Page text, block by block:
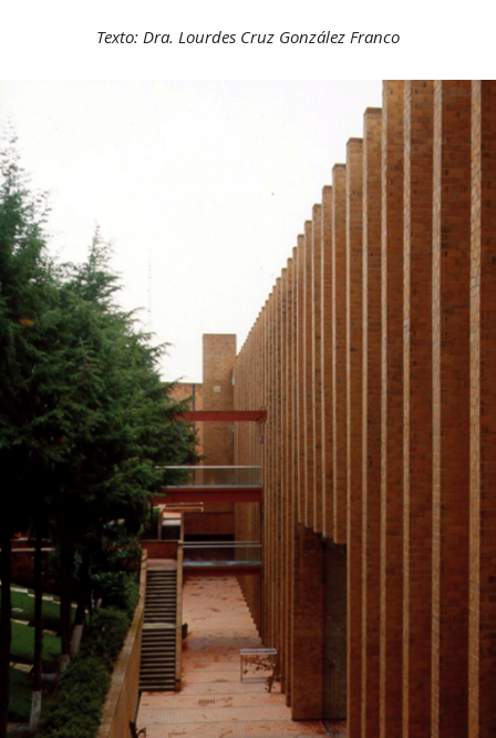
Texto: Dra. Lourdes Cruz González Franco